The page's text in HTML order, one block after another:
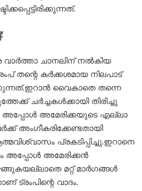
വാർത്താ ചാനലിന് നൽകിയ
തന്റെ കർക്കശമായ നിലപാട്
വൈകാതെ തന്നെ
ചർച്ചകൾക്കായി തിരിച്ചു
അമേരിക്കയുടെ എല്ലാ
അംഗീകരിക്കേണ്ടതായി
പ്രകടിപ്പിച്ചു.ഇറാനെ
അപ്പോൾ അമേരിക്കൻ
മറ്റ് മാർഗങ്ങൾ
ട്രംപിന്റെ വാദം.